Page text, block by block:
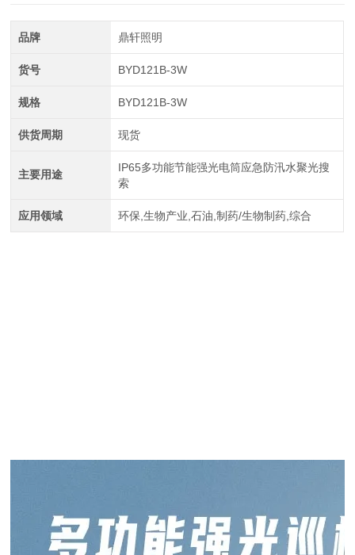
品牌 鼎轩照明
货号 BYD121B-3W
规格 BYD121B-3W
供货周期 现货
主要用途
IP65多功能节能强光电筒应急防汛水聚光搜
索
应用领域 环保,生物产业,石油,制药/生物制药,综合